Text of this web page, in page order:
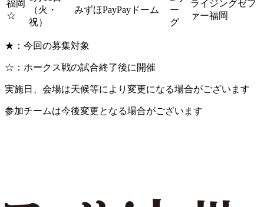
福岡
☆
（火・
祝）
みずほPayPayドーム
ー
グ
ライジングゼフ
ァー福岡
★：今回の募集対象
☆：ホークス戦の試合終了後に開催
実施日、会場は天候等により変更になる場合がございます
参加チームは今後変更となる場合がございます